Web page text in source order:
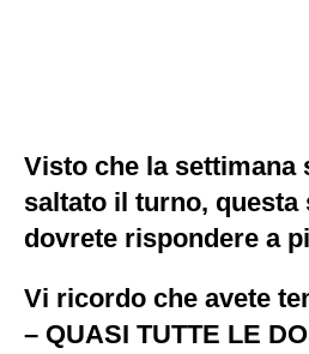
Visto che la settimana
saltato il turno, questa
dovrete rispondere a
Vi ricordo che avete
– QUASI TUTTE LE